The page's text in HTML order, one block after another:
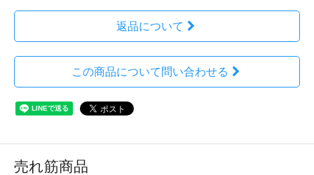
返品について
この商品について問い合わせる
売れ筋商品